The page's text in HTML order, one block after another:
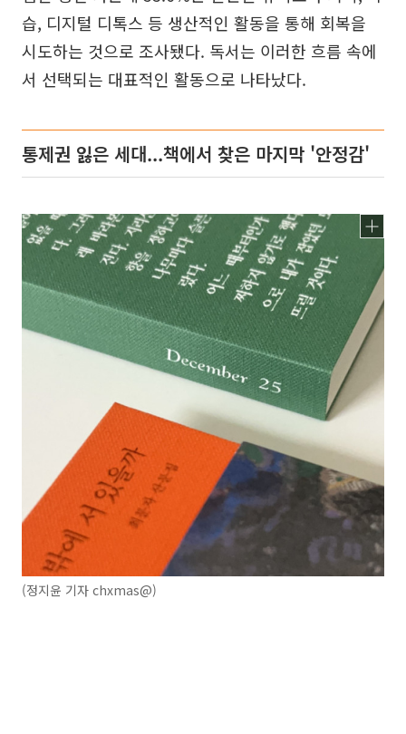
습, 디지털 디톡스 등 생산적인 활동을 통해 회복을
시도하는 것으로 조사됐다. 독서는 이러한 흐름 속에
서 선택되는 대표적인 활동으로 나타났다.
통제권 잃은 세대...책에서 찾은 마지막 '안정감'
(정지윤 기자 chxmas@)